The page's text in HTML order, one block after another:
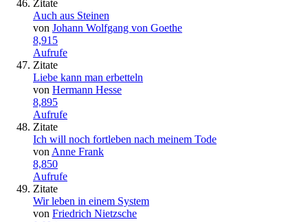
Zitate
Auch aus Steinen
von Johann Wolfgang von Goethe
8,915
Aufrufe
Zitate
Liebe kann man erbetteln
von Hermann Hesse
8,895
Aufrufe
Zitate
Ich will noch fortleben nach meinem Tode
von Anne Frank
8,850
Aufrufe
Zitate
Wir leben in einem System
von Friedrich Nietzsche